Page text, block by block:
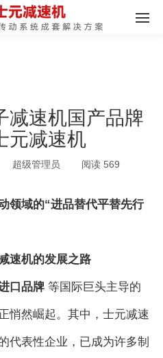
减速机国产品牌
元减速机
超级管理员 阅读 569
领域的“进品替代平替先行
速机的发展之路
口品牌等国际巨头主导的
悄然崛起。其中，士元减速
代表性企业，已成为许多制